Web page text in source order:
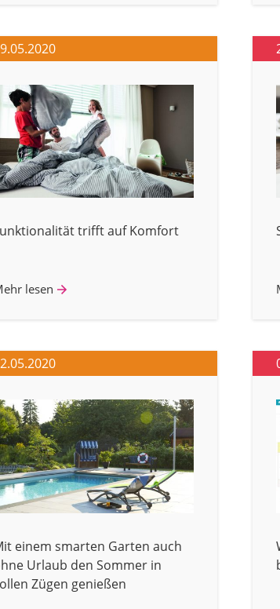
trifft auf Komfort
lesen
einem smarten Garten auch
Urlaub den Sommer in
Zügen genießen